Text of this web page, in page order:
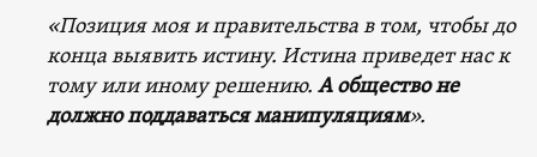
«Позиция моя и правительства в том, чтобы до
конца выявить истину. Истина приведет нас к
тому или иному решению. А общество не
должно поддаваться манипуляциям».